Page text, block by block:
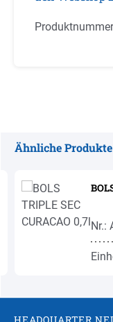
Ähnliche Produkte
Nr.: